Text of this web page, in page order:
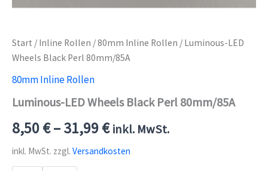
Start / Inline Rollen /80mm Inline Rollen / Luminous-LED
Wheels Black Perl 80mm/85A
80mm Inline Rollen
Luminous-LED Wheels Black Perl 80mm/85A
8,50€–31,99€ inkl. MwSt.
inkl. MwSt. zzgl. Versandkosten